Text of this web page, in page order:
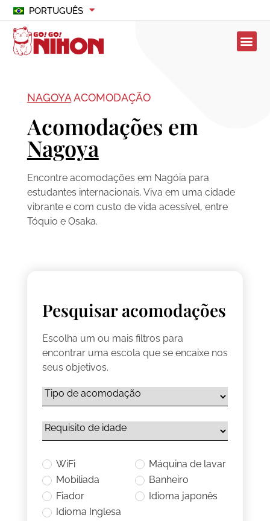
PORTUGUÊS
NAGOYAACOMODAÇÃO
Acomodações em
Nagoya
Encontre acomodações em Nagóia para
estudantes internacionais. Viva em uma cidade
vibrante e com custo de vida acessível, entre
Tóquio e Osaka.
Pesquisar acomodações
Escolha um ou mais filtros para
encontrar uma escola que se encaixe nos
seus objetivos.
WiFi
Máquina de lavar
Mobiliada
Banheiro
Fiador
Idioma japonês
Idioma Inglesa